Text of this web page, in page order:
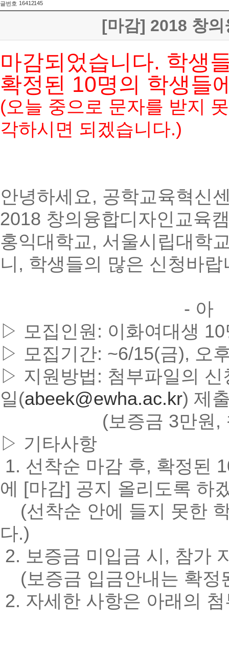
글번호 16412145
[마감] 2018 창
마감되었습니다. 학생
확정된 10명의 학생들
(오늘 중으로 문자를 받지
각하시면 되겠습니다.)
안녕하세요, 공학교육혁신
2018 창의융합디자인교육
홍익대학교, 서울시립대학
니, 학생들의 많은 신청바랍
- 아
▷ 모집인원: 이화여대생
▷ 모집기간: ~6/15(금), 오
▷ 지원방법: 첨부파일의 신
일(abeek@ewha.ac.kr) 제
(보증금 3만원, 참
▷ 기타사항
1. 선착순 마감 후, 확정된
에 [마감] 공지 올리도록 하
(선착순 안에 들지 못한
다.)
2. 보증금 미입금 시, 참가
(보증금 입금안내는 확정
2. 자세한 사항은 아래의